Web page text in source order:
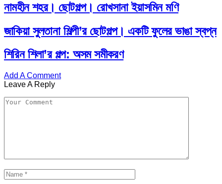
নামহীন শহর। ছোটগল্প। রোখসানা ইয়াসমিন মণি
জাকিয়া সুলতানা শিল্পী’র ছোটগল্প। একটি ফুলের ভাঙা স্বপ্ন
শিরিন শিলা’র গল্প: অসম সমীকরণ
Add A Comment
Leave A Reply